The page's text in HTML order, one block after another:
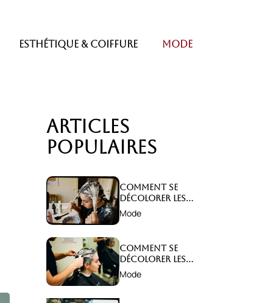
Esthétique & coiffure Mode
Articles
populaires
Comment se
décolorer les
cheveux sans les
abîmer ?
Mode
Comment se
décolorer les
cheveux sans les
abîmer ?
Mode